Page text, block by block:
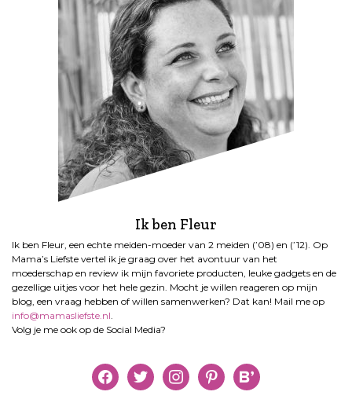
Ik ben Fleur
Ik ben Fleur, een echte meiden-moeder van 2 meiden (’08) en (’12). Op
Mama’s Liefste vertel ik je graag over het avontuur van het
moederschap en review ik mijn favoriete producten, leuke gadgets en de
gezellige uitjes voor het hele gezin. Mocht je willen reageren op mijn
blog, een vraag hebben of willen samenwerken? Dat kan! Mail me op
info@mamasliefste.nl
Volg je me ook op de Social Media?
facebooktwitter instagrampinterestbloglovin